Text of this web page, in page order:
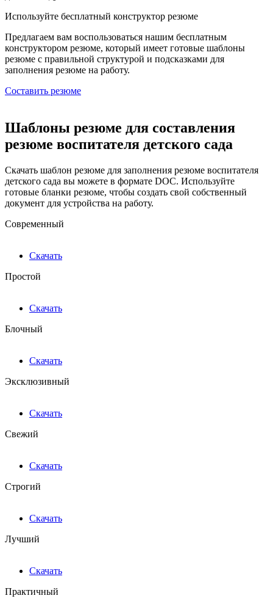
Используйте бесплатный конструктор резюме
Предлагаем вам воспользоваться нашим бесплатным
конструктором резюме, который имеет готовые шаблоны
резюме с правильной структурой и подсказками для
заполнения резюме на работу.
Составить резюме
Шаблоны резюме для составления
резюме воспитателя детского сада
Скачать шаблон резюме для заполнения резюме воспитателя
детского сада вы можете в формате DOC. Используйте
готовые бланки резюме, чтобы создать свой собственный
документ для устройства на работу.
Современный
Скачать
Простой
Скачать
Блочный
Скачать
Эксклюзивный
Скачать
Свежий
Скачать
Строгий
Скачать
Лучший
Скачать
Практичный